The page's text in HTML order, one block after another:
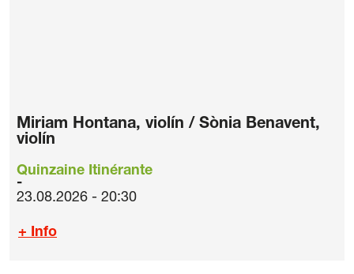
Miriam Hontana, violín / Sònia Benavent,
violín
Quinzaine Itinérante
23.08.2026 - 20:30
+ Info